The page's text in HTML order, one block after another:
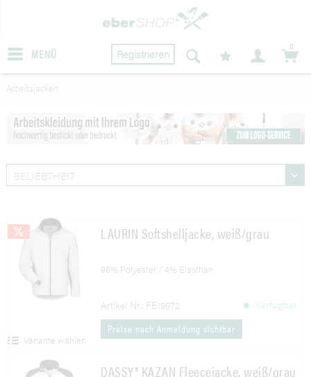
MENÜ Registrieren
0
Arbeitsjacken
LAURIN Softshelljacke, weiß/grau
96% Polyester / 4% Elasthan
Artikel Nr.: FE19972
Verfügbar
Preise nach Anmeldung sichtbar
Variante wählen
DASSY® KAZAN Fleecejacke, weiß/grau